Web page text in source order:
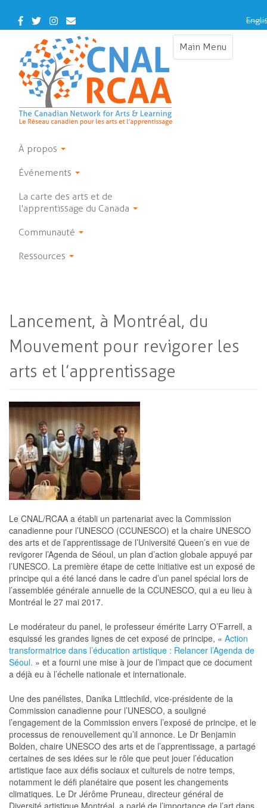
main
Facebook
TwitterInstagram
Contact
Us
Main Menu
Toggle
À propos
Événements
La carte des arts et de
l'apprentissage du Canada
Communauté
Ressources
Lancement, à Montréal, du
Mouvement pour revigorer les
arts et l’apprentissage
Le CNAL/RCAA a établi un partenariat avec la Commission
canadienne pour l’UNESCO (CCUNESCO) et la chaire UNESCO
des arts et de l’apprentissage de l’Université Queen’s en vue de
revigorer l’Agenda de Séoul, un plan d’action globale appuyé par
l’UNESCO. La première étape de cette initiative est un exposé de
principe qui a été lancé dans le cadre d’un panel spécial lors de
l’assemblée générale annuelle de la CCUNESCO, qui a eu lieu à
Montréal le 27 mai 2017.
Le modérateur du panel, le professeur émérite Larry O’Farrell, a
esquissé les grandes lignes de cet exposé de principe, « Action
transformatrice dans l’éducation artistique : Relancer l’Agenda de
Séoul. » et a fourni une mise à jour de l’impact que ce document
a déjà eu à l’échelle nationale et internationale.
Une des panélistes, Danika Littlechild, vice-présidente de la
Commission canadienne pour l’UNESCO, a souligné
l’engagement de la Commission envers l’exposé de principe, et le
processus de renouvellement qu’il annonce. Le Dr Benjamin
Bolden, chaire UNESCO des arts et de l’apprentissage, a partagé
certaines de ses idées sur le rôle que peut jouer l’éducation
artistique face aux défis sociaux et culturels de notre temps,
notamment le défi planétaire que posent les changements
climatiques. Le Dr Jérôme Pruneau, directeur général de
Diversité artistique Montréal, a parlé de l’importance de l’art dans